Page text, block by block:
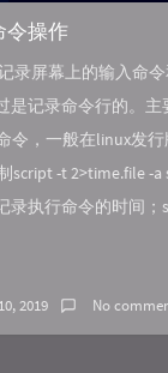
令操作
录屏幕上的输入命
是记录命令行的。主
令，一般在linux发行
script -t 2>time.file -
录执行命令的时间
2019 No